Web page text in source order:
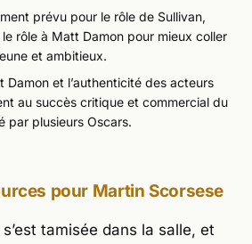
prévu pour le rôle de Sullivan,
rôle à Matt Damon pour mieux coller
et ambitieux.
Damon et l’authenticité des acteurs
au succès critique et commercial du
par plusieurs Oscars.
pour Martin Scorsese
tamisée dans la salle, et